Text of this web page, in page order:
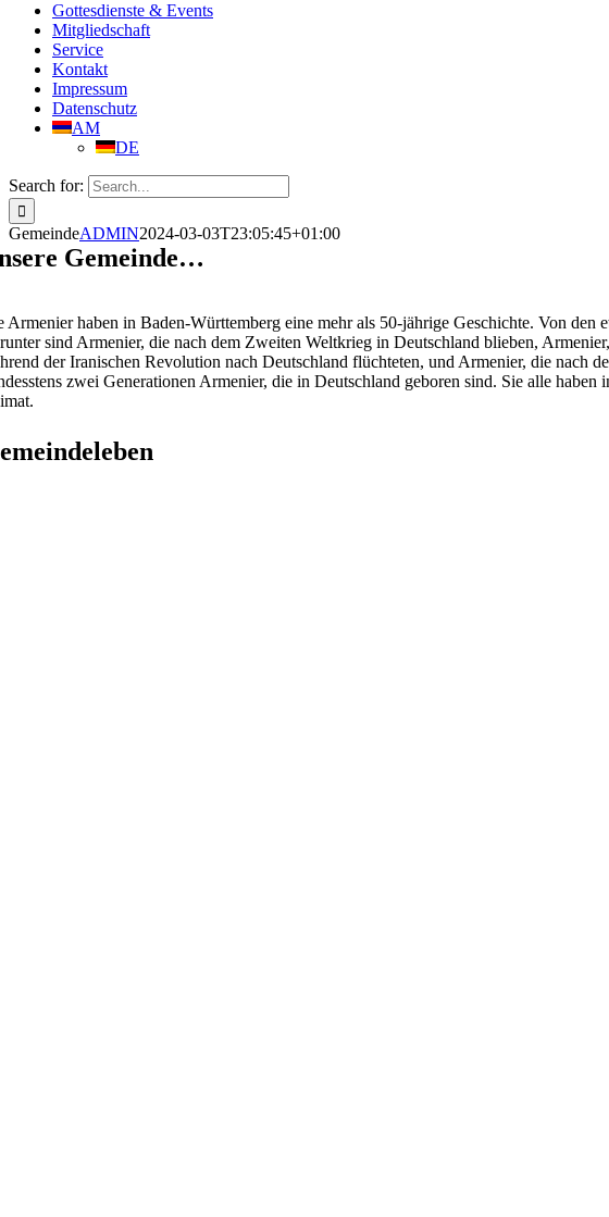
Gottesdienste & Events
Mitgliedschaft
Service
Kontakt
Impressum
Datenschutz
AM
DE
Search for:
GemeindeADMIN2024-03-03T23:05:45+01:00
Gemeinde…
Armenier haben in Baden-Württemberg eine mehr als 50-jährige Geschichte. Von
sind Armenier, die nach dem Zweiten Weltkrieg in Deutschland blieben,
der Iranischen Revolution nach Deutschland flüchteten, und Armenier, die nach
zwei Generationen Armenier, die in Deutschland geboren sind. Sie alle